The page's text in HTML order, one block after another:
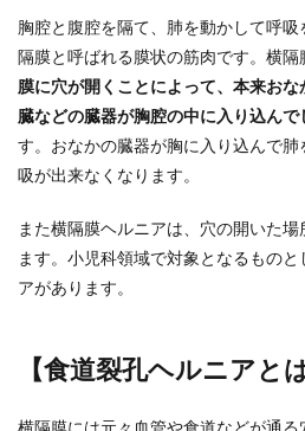
胸腔と腹腔を隔て、肺を動かして呼
隔膜と呼ばれる膜状の筋肉です。横
膜に穴が開くことによって、本来お
臓などの臓器が胸腔の中に入り込んで
す。おなかの臓器が胸に入り込んで
吸が出来なくなります。
また横隔膜ヘルニアは、穴の開いた
ます。小児科領域で対象となるもの
アがあります。
【食道裂孔ヘルニアと
横隔膜には元々血管や食道などが通る